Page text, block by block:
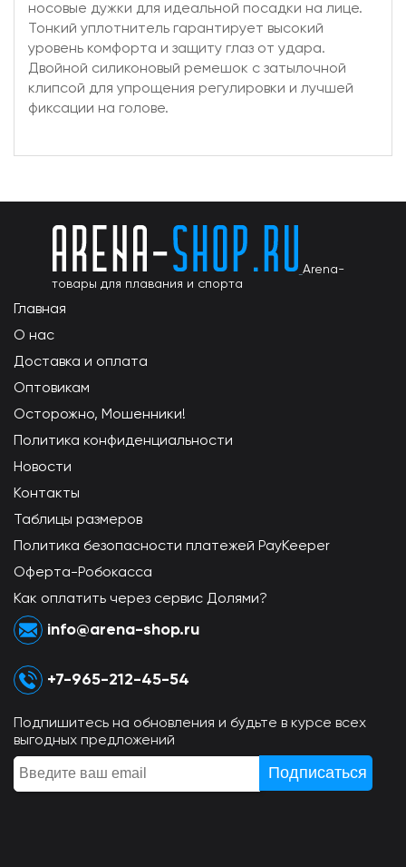
носовые дужки для идеальной посадки на лице.
Тонкий уплотнитель гарантирует высокий
уровень комфорта и защиту глаз от удара.
Двойной силиконовый ремешок с затылочной
клипсой для упрощения регулировки и лучшей
фиксации на голове.
Arena-
товары для плавания и спорта
Главная
О нас
Доставка и оплата
Оптовикам
Осторожно, Мошенники!
Политика конфиденциальности
Новости
Контакты
Таблицы размеров
Политика безопасности платежей PayKeeper
Оферта-Робокасса
Как оплатить через сервис Долями?
info@arena-shop.ru
+7-965-212-45-54
Подпишитесь на обновления и будьте в курсе всех
выгодных предложений